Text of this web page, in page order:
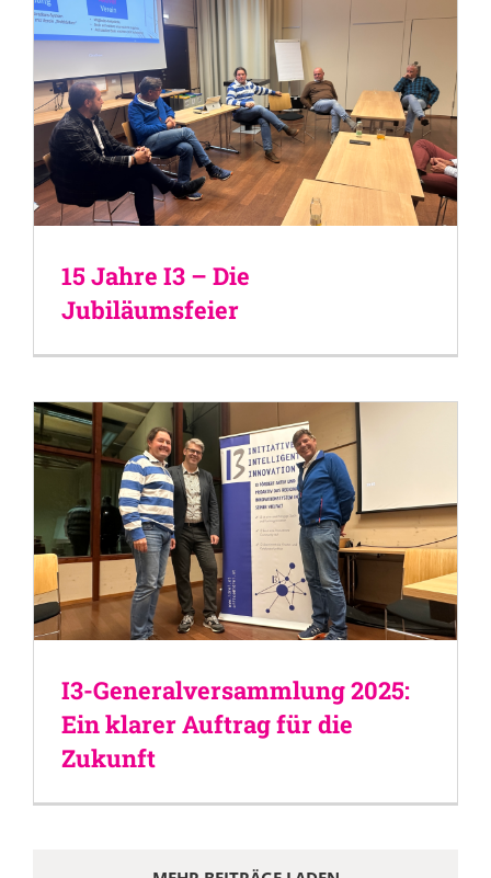
15 Jahre I3 – Die
Jubiläumsfeier
I3-Generalversammlung 2025:
Ein klarer Auftrag für die
Zukunft